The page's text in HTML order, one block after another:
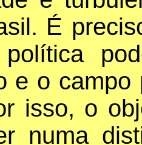
É
política
e o
isso, o
numa